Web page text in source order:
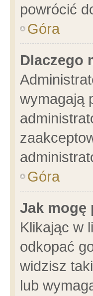
powrócić
Góra
Dlaczego
wymagają
Góra
Jak mogę
Klikając w
odkopać
widzisz
lub